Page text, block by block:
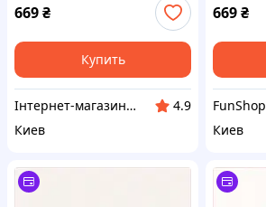
669₴
Купить
Інтернет-магазин NeonLemon
4.9
Киев
669₴
FunShop
Киев